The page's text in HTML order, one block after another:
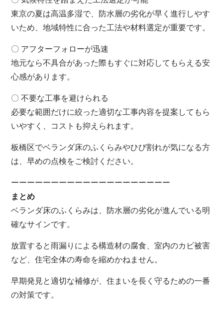
東京の夏は高温多湿で、防水層の劣化が早く進行しやす
いため、地域特性に合った工法や材料選定が重要です。
〇 アフターフォローが迅速
地元なら不具合があった際もすぐに対応してもらえる安
心感があります。
〇 不要な工事を避けられる
必要な範囲だけに絞った適切な工事内容を提案してもら
いやすく、コストも抑えられます。
板橋区でベランダ床のふくらみやひび割れが気になる方
は、早めの点検をご検討ください。
ーーーーーーーーーーーーーーーーーーーー
まとめ
ベランダ床のふくらみは、防水層の劣化が進んでいる明
確なサインです。
放置すると雨漏りによる構造材の腐食、室内のカビ被害
など、住宅全体の寿命を縮めかねません。
早期発見と適切な補修が、住まいを長く守るための一番
の対策です。